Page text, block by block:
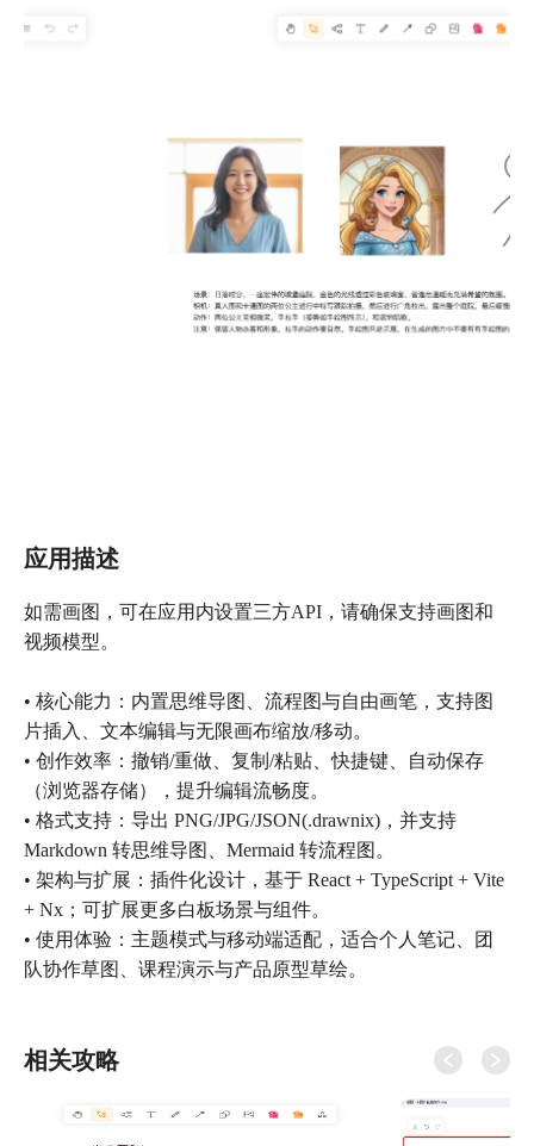
应用描述
如需画图，可在应用内设置三方API，请确保支持画图和
视频模型。
• 核心能力：内置思维导图、流程图与自由画笔，支持图
片插入、文本编辑与无限画布缩放/移动。
• 创作效率：撤销/重做、复制/粘贴、快捷键、自动保存
（浏览器存储），提升编辑流畅度。
• 格式支持：导出 PNG/JPG/JSON(.drawnix)，并支持
Markdown 转思维导图、Mermaid 转流程图。
• 架构与扩展：插件化设计，基于 React + TypeScript + Vite
+ Nx；可扩展更多白板场景与组件。
• 使用体验：主题模式与移动端适配，适合个人笔记、团
队协作草图、课程演示与产品原型草绘。
相关攻略